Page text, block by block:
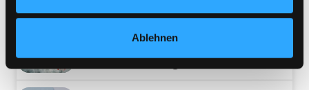
Ablehnen
Sog
Verfasser:Yrsa Sigurðardóttir
Jahr:2017Verlag:München, Btb